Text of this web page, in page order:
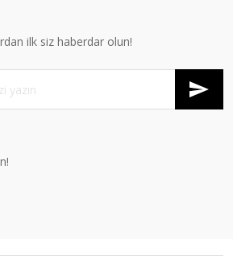
ilk siz haberdar olun!